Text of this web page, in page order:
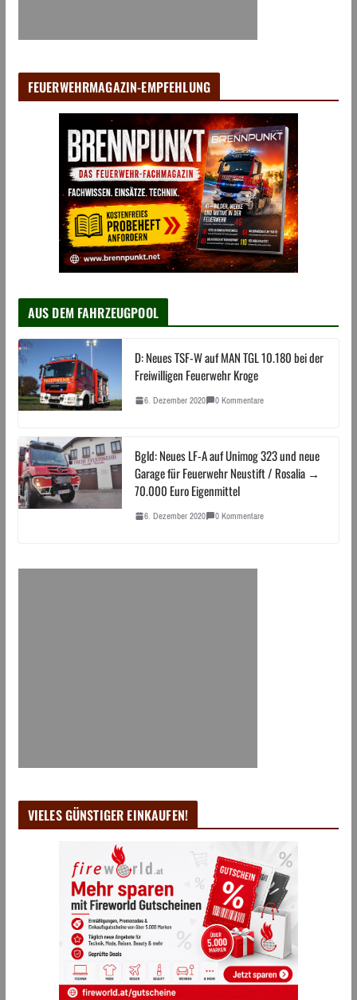
FEUERWEHRMAGAZIN-EMPFEHLUNG
AUS DEM FAHRZEUGPOOL
D: Neues TSF-W auf MAN TGL 10.180 bei der
Freiwilligen Feuerwehr Kroge
6. Dezember 2020 0 Kommentare
Bgld: Neues LF-A auf Unimog 323 und neue
Garage für Feuerwehr Neustift / Rosalia →
70.000 Euro Eigenmittel
6. Dezember 2020 0 Kommentare
VIELES GÜNSTIGER EINKAUFEN!